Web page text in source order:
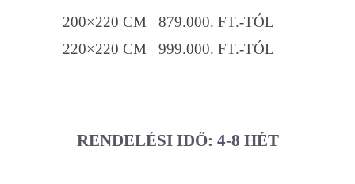
200×220 CM 879.000. FT.-TÓL
220×220 CM 999.000. FT.-TÓL
RENDELÉSI IDŐ: 4-8 HÉT